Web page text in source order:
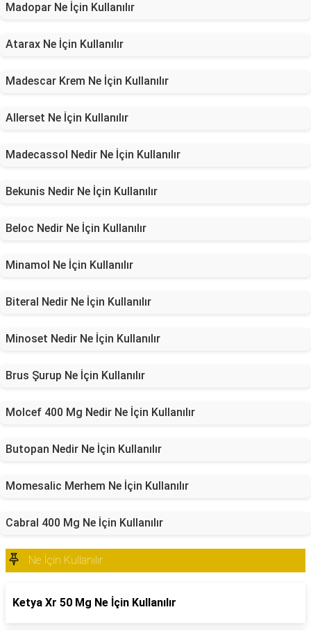
Madopar Ne İçin Kullanılır
Atarax Ne İçin Kullanılır
Madescar Krem Ne İçin Kullanılır
Allerset Ne İçin Kullanılır
Madecassol Nedir Ne İçin Kullanılır
Bekunis Nedir Ne İçin Kullanılır
Beloc Nedir Ne İçin Kullanılır
Minamol Ne İçin Kullanılır
Biteral Nedir Ne İçin Kullanılır
Minoset Nedir Ne İçin Kullanılır
Brus Şurup Ne İçin Kullanılır
Molcef 400 Mg Nedir Ne İçin Kullanılır
Butopan Nedir Ne İçin Kullanılır
Momesalic Merhem Ne İçin Kullanılır
Cabral 400 Mg Ne İçin Kullanılır
Ne İçin Kullanılır
Ketya Xr 50 Mg Ne İçin Kullanılır